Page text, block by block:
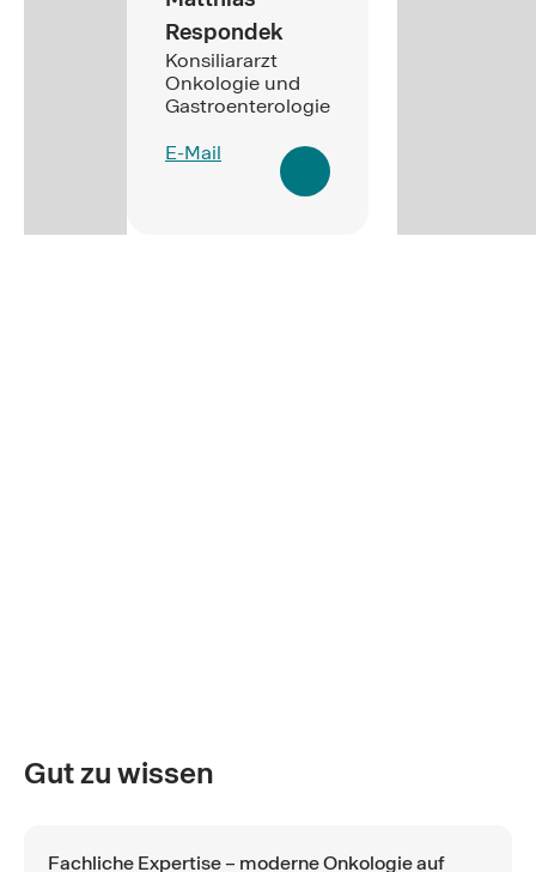
Respondek
Konsiliararzt
Onkologie und
Gastroenterologie
E-Mail
Gut zu wissen
Fachliche Expertise – moderne Onkologie auf